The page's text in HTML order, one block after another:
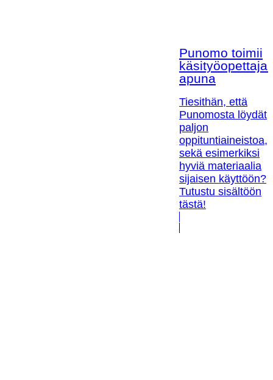
Punomo toimii
apuna
Tiesithän, että
Punomosta löydät
paljon
oppituntiaineistoa,
sekä esimerkiksi
hyviä materiaalia
sijaisen käyttöön?
Tutustu sisältöön
tästä!